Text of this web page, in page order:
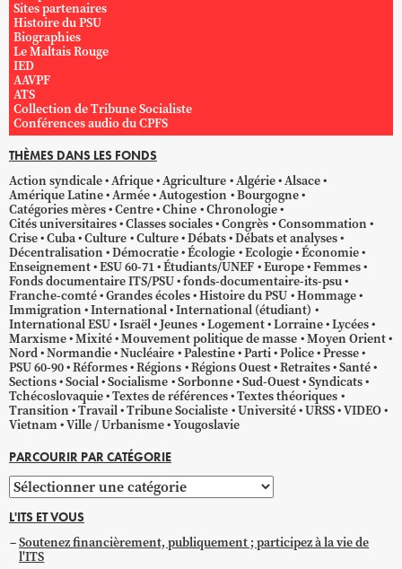
Sites partenaires
Histoire du PSU
Biographies
Le Maltais Rouge
IED
AAVPF
ATS
Collection de Tribune Socialiste
Conférences audio du CPFS
THÈMES DANS LES FONDS
Action syndicale Afrique Agriculture Algérie Alsace
Amérique Latine Armée Autogestion
Bourgogne
Catégories mères Centre Chine Chronologie
Cités universitaires Classes sociales Congrès Consommation
Crise Cuba Culture Culture Débats Débats et analyses
Décentralisation Démocratie Écologie Ecologie Économie
Enseignement ESU 60-71 Étudiants/UNEF Europe Femmes
Fonds documentaire ITS/PSU fonds-documentaire-its-psu
Franche-comté Grandes écoles Histoire du PSU Hommage
Immigration International International (étudiant)
International ESU Israël Jeunes Logement Lorraine Lycées
Marxisme Mixité Mouvement politique de masse Moyen Orient
Nord Normandie Nucléaire Palestine Parti Police Presse
PSU 60-90 Réformes Régions Régions Ouest Retraites Santé
Sections Social Socialisme Sorbonne Sud-Ouest Syndicats
Tchécoslovaquie Textes de références Textes théoriques
Transition Travail Tribune Socialiste Université URSS VIDEO
Vietnam Ville / Urbanisme Yougoslavie
PARCOURIR PAR CATÉGORIE
Parcourir
par
catégorie
L'ITS ET VOUS
Soutenez financièrement, publiquement ; participez à la vie de
l'ITS